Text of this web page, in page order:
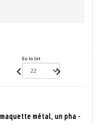
Go to lot
métal, un pha -